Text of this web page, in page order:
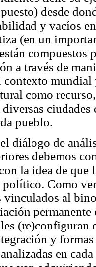
desde
y vacíos
(en un
compuestos
a través de
contexto
como
pueblo.
diálogo de
debemos
la idea de
político. Como
vinculados al
(re)configuran
y
en